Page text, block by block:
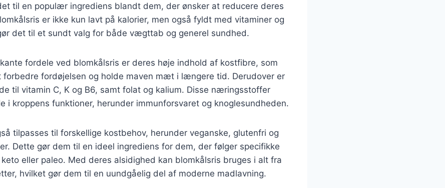
til en populær ingrediens blandt dem, der ønsker at reducere deres
er ikke kun lavt på kalorier, men også fyldt med vitaminer og
det til et sundt valg for både vægttab og generel sundhed.
fordele ved blomkålsris er deres høje indhold af kostfibre, som
fordøjelsen og holde maven mæt i længere tid. Derudover er
til vitamin C, K og B6, samt folat og kalium. Disse næringsstoffer
i kroppens funktioner, herunder immunforsvaret og knoglesundheden.
tilpasses til forskellige kostbehov, herunder veganske, glutenfri og
Dette gør dem til en ideel ingrediens for dem, der følger specifikke
eller paleo. Med deres alsidighed kan blomkålsris bruges i alt fra
hvilket gør dem til en uundgåelig del af moderne madlavning.